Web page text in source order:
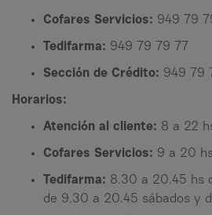
Cofares Servicios: 949 79
Tedifarma: 949 79 79 77
Sección de Crédito: 949 79
Horarios:
Atención al cliente: 8 a 22
Cofares Servicios: 9 a 20
Tedifarma: 8.30 a 20.45 hs
de 9.30 a 20.45 sábados y